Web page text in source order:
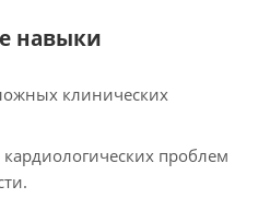
навыки
клинических
проблем